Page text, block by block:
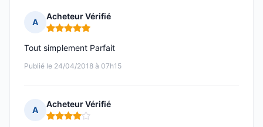
A
Acheteur Vérifié
Note : 5 sur 5
Publié le 24/04/2018 à 07h15
Tout simplement Parfait
A
Acheteur Vérifié
Note : 4 sur 5